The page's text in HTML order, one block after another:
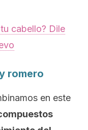
cabello? Dile
romero
en este